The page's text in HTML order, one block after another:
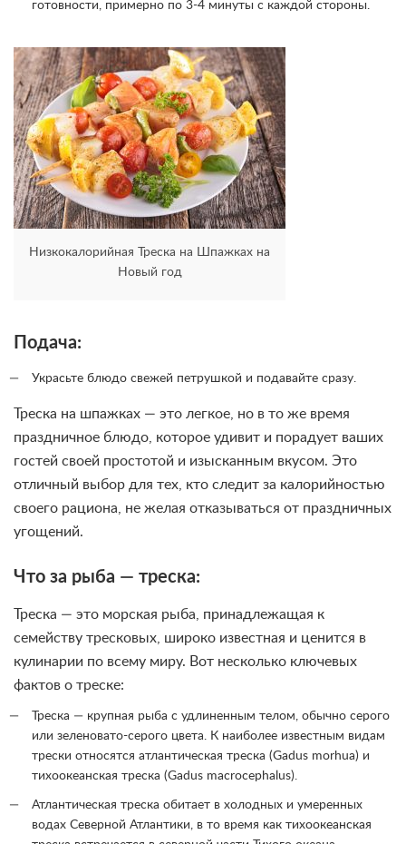
готовности, примерно по 3-4 минуты с каждой стороны.
Низкокалорийная Треска на Шпажках на
Новый год
Подача:
Украсьте блюдо свежей петрушкой и подавайте сразу.
Треска на шпажках — это легкое, но в то же время
праздничное блюдо, которое удивит и порадует ваших
гостей своей простотой и изысканным вкусом. Это
отличный выбор для тех, кто следит за калорийностью
своего рациона, не желая отказываться от праздничных
угощений.
Что за рыба — треска:
Треска — это морская рыба, принадлежащая к
семейству тресковых, широко известная и ценится в
кулинарии по всему миру. Вот несколько ключевых
фактов о треске:
Треска — крупная рыба с удлиненным телом, обычно серого
или зеленовато-серого цвета. К наиболее известным видам
трески относятся атлантическая треска (Gadus morhua) и
тихоокеанская треска (Gadus macrocephalus).
Атлантическая треска обитает в холодных и умеренных
водах Северной Атлантики, в то время как тихоокеанская